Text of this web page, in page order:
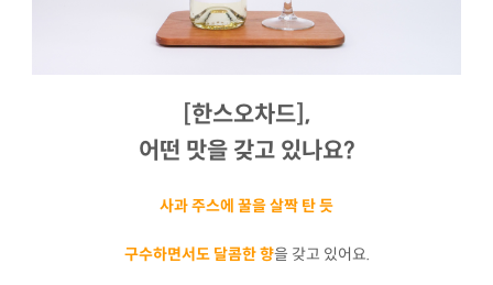
[한스오차드],
어떤 맛을 갖고 있나요?
사과 주스에 꿀을 살짝 탄 듯
구수하면서도 달콤한 향을 갖고 있어요.